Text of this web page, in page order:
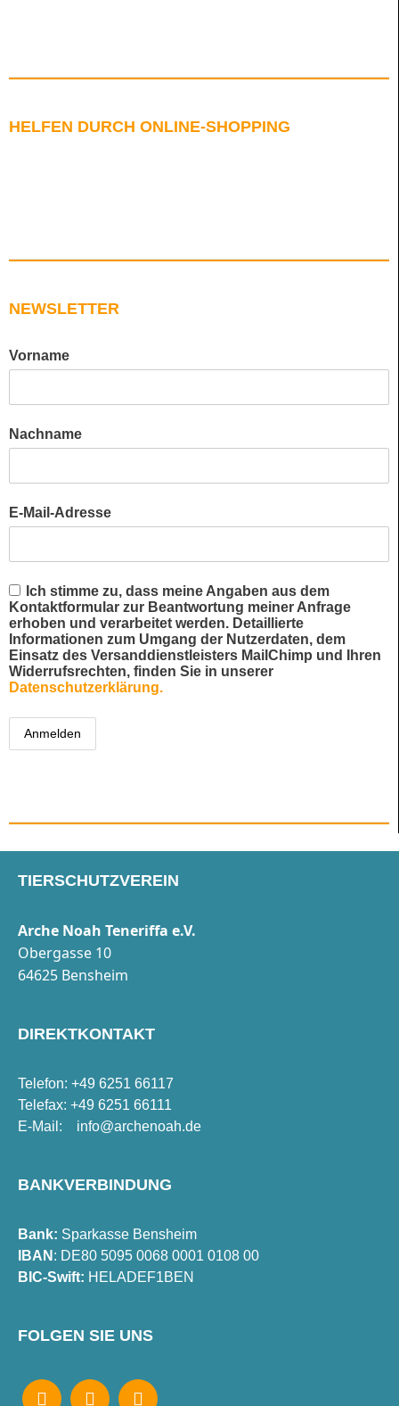
HELFEN DURCH ONLINE-SHOPPING
NEWSLETTER
Vorname
Nachname
E-Mail-Adresse
Ich stimme zu, dass meine Angaben aus dem
Kontaktformular zur Beantwortung meiner Anfrage
erhoben und verarbeitet werden. Detaillierte
Informationen zum Umgang der Nutzerdaten, dem
Einsatz des Versanddienstleisters MailChimp und Ihren
Widerrufsrechten, finden Sie in unserer
Datenschutzerklärung.
TIERSCHUTZVEREIN
Arche Noah Teneriffa e.V.
Obergasse 10
64625 Bensheim
DIREKTKONTAKT
Telefon: +49 6251 66117
Telefax: +49 6251 66111
E-Mail: info@archenoah.de
BANKVERBINDUNG
Bank: Sparkasse Bensheim
IBAN : DE80 5095 0068 0001 0108 00
BIC-Swift: HELADEF1BEN
FOLGEN SIE UNS